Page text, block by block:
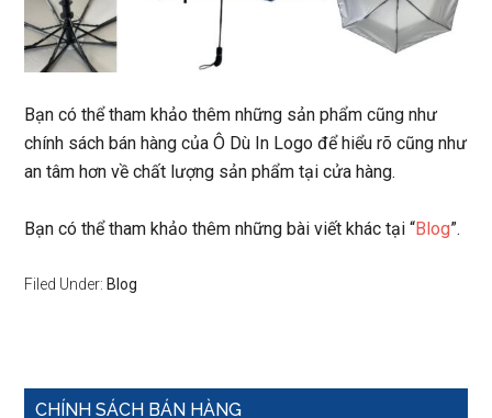
Bạn có thể tham khảo thêm những sản phẩm cũng như
chính sách bán hàng của Ô Dù In Logo để hiểu rõ cũng như
an tâm hơn về chất lượng sản phẩm tại cửa hàng.
Bạn có thể tham khảo thêm những bài viết khác tại “Blog”.
Filed Under: Blog
Primary
CHÍNH SÁCH BÁN HÀNG